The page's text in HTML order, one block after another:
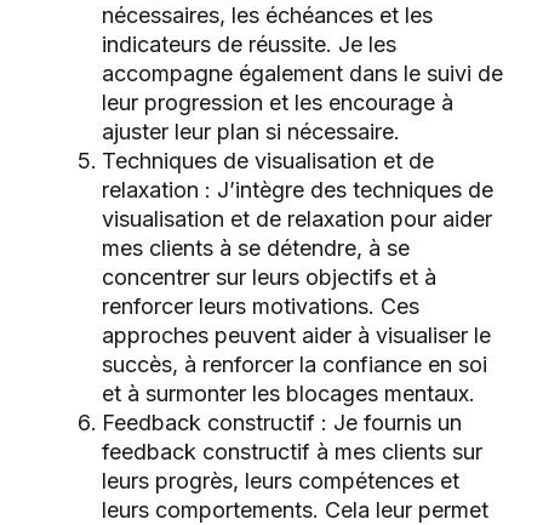
nécessaires, les échéances et les
indicateurs de réussite. Je les
accompagne également dans le suivi de
leur progression et les encourage à
ajuster leur plan si nécessaire.
Techniques de visualisation et de
relaxation : J’intègre des techniques de
visualisation et de relaxation pour aider
mes clients à se détendre, à se
concentrer sur leurs objectifs et à
renforcer leurs motivations. Ces
approches peuvent aider à visualiser le
succès, à renforcer la confiance en soi
et à surmonter les blocages mentaux.
Feedback constructif : Je fournis un
feedback constructif à mes clients sur
leurs progrès, leurs compétences et
leurs comportements. Cela leur permet